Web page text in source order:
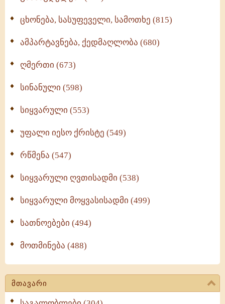
ცხონება, სასუფეველი, სამოთხე (815)
ამპარტავნება, ქედმაღლობა (680)
ღმერთი (673)
სინანული (598)
სიყვარული (553)
უფალი იესო ქრისტე (549)
რწმენა (547)
სიყვარული ღვთისადმი (538)
სიყვარული მოყვასისადმი (499)
სათნოებები (494)
მოთმინება (488)
მთავარი